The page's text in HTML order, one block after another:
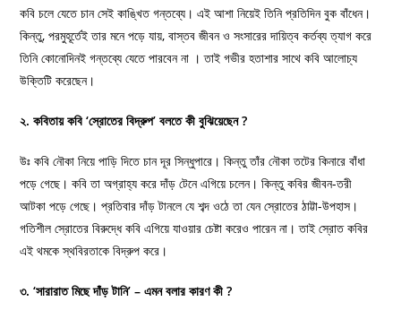
কবি চলে যেতে চান সেই কাঙ্খিত গন্তব্যে। এই আশা নিয়েই তিনি প্রতিদিন বুক বাঁধেন।
কিন্তু, পরমুহূর্তেই তার মনে পড়ে যায়, বাস্তব জীবন ও সংসারের দায়িত্ব কর্তব্য ত্যাগ করে
তিনি কোনােদিনই গন্তব্যে যেতে পারবেন না । তাই গভীর হতাশার সাথে কবি আলােচ্য
উক্তিটি করেছেন।
২. কবিতায় কবি ‘স্রোতের বিদ্রুপ’ বলতে কী বুঝিয়েছেন ?
উঃ কবি নৌকা নিয়ে পাড়ি দিতে চান দূর সিন্ধুপারে। কিন্তু তাঁর নৌকা তটের কিনারে বাঁধা
পড়ে গেছে। কবি তা অগ্রাহ্য করে দাঁড় টেনে এগিয়ে চলেন। কিন্তু কবির জীবন-তরী
আটকা পড়ে গেছে। প্রতিবার দাঁড় টানলে যে শব্দ ওঠে তা যেন স্রোতের ঠাট্টা-উপহাস।
গতিশীল স্রোতের বিরুদ্ধে কবি এগিয়ে যাওয়ার চেষ্টা করেও পারেন না। তাই স্রোত কবির
এই থমকে স্থবিরতাকে বিদ্রুপ করে।
৩. ‘সারারাত মিছে দাঁড় টানি’ – এমন বলার কারণ কী ?